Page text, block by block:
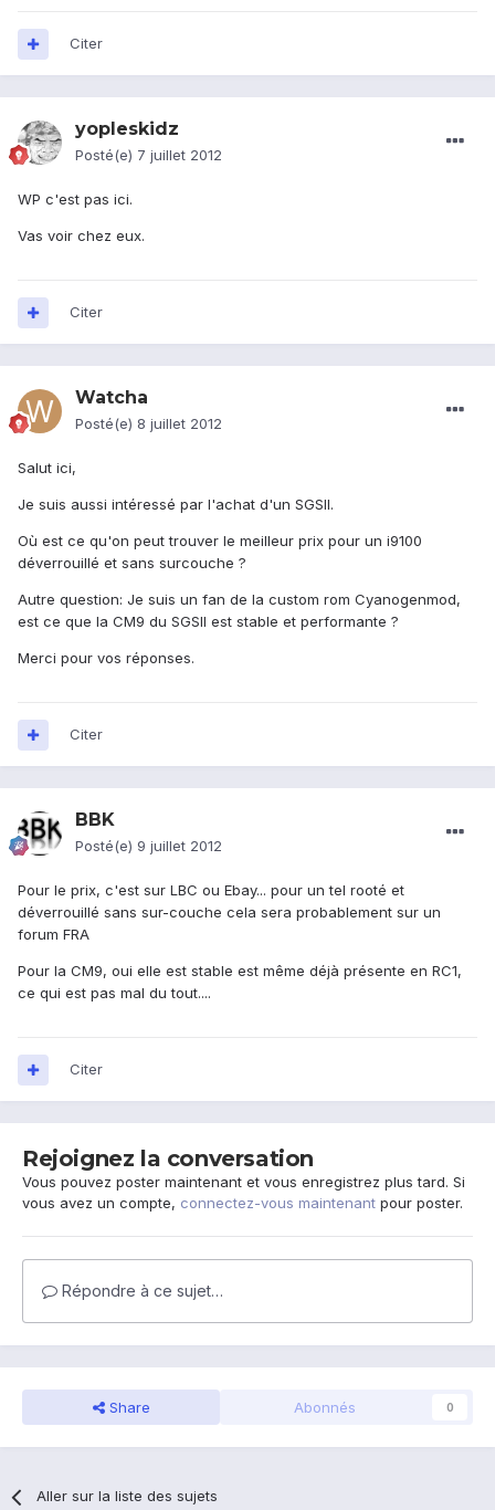
Citer
yopleskidz
Posté(e) 7 juillet 2012
WP c'est pas ici.
Vas voir chez eux.
Citer
Watcha
Posté(e) 8 juillet 2012
Salut ici,
Je suis aussi intéressé par l'achat d'un SGSII.
Où est ce qu'on peut trouver le meilleur prix pour un i9100
déverrouillé et sans surcouche ?
Autre question: Je suis un fan de la custom rom Cyanogenmod,
est ce que la CM9 du SGSII est stable et performante ?
Merci pour vos réponses.
Citer
BBK
Posté(e) 9 juillet 2012
Pour le prix, c'est sur LBC ou Ebay... pour un tel rooté et
déverrouillé sans sur-couche cela sera probablement sur un
forum FRA
Pour la CM9, oui elle est stable est même déjà présente en RC1,
ce qui est pas mal du tout....
Citer
Rejoignez la conversation
Vous pouvez poster maintenant et vous enregistrez plus tard. Si
vous avez un compte, connectez-vous maintenant pour poster.
Répondre à ce sujet…
Share Abonnés 0
Aller sur la liste des sujets